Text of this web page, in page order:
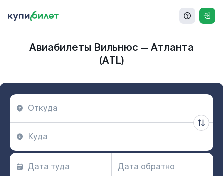
Авиабилеты Вильнюс — Атланта
(ATL)